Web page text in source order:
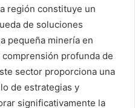
región constituye un
de soluciones
pequeña minería en
profunda de
sector proporciona una
de estrategias y
significativamente la